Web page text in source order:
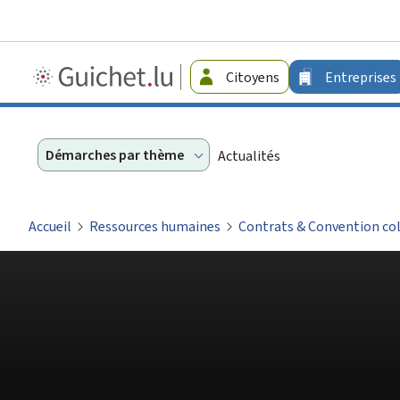
Guichet.lu
-
Citoyens Entreprises
Démarches par thème Actualités
Accueil Ressources humaines Contrats & Convention